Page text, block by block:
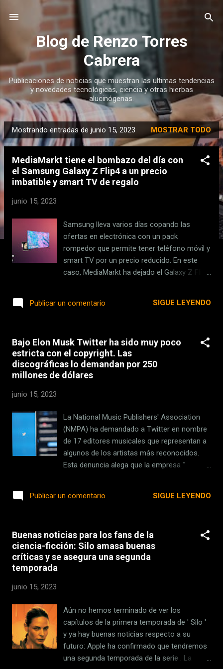
Ir al contenido principal
Blog de Renzo Torres
Cabrera
Publicaciones de noticias que muestran las ultimas tendencias
y novedades tecnológicas, ciencia y otras hierbas
alucinógenas.
E
n
Mostrando entradas de junio 15, 2023 MOSTRAR TODO
MediaMarkt tiene el bombazo del día con
el Samsung Galaxy Z Flip4 a un precio
imbatible y smart TV de regalo
junio 15, 2023
Samsung lleva varios días copando las
ofertas en electrónica con un pack
rompedor que permite tener teléfono móvil y
smart TV por un precio reducido. En este
caso, MediaMarkt ha dejado el Galaxy Z Flip4
Galaxy Z Flip4 5G, Gold, 128 GB, 8 GB RAM,
TU55CU7105KXXC PVP en MediaMarkt
696,15€ PVP en Mi Electro 879,00€ Hoy en
Amazon por 949,00€ Comprar el pack del
Samsung Galaxy Z Flip 4 con smart TV de
valorado en 1.099 euros ) y el modelo de
smart TV TU55CU7105KXXC (valorada en
519 euros) . De esta manera, por poco más
de lo que cuesta el televisor, nos llevamos
este pack espectacular de sólo 696,15 euros
siguientes, disponible hasta el 22 de junio :
Publicar un comentario SIGUE LEYENDO
Bajo Elon Musk Twitter ha sido muy poco
estricta con el copyright. Las
discográficas lo demandan por 250
millones de dólares
junio 15, 2023
La National Music Publishers' Association
(NMPA) ha demandado a Twitter en nombre
de 17 editores musicales que representan a
algunos de los artistas más reconocidos.
Esta denuncia alega que la empresa "
musicales, violando los derechos exclusivos
canciones que, según los editores, han sido
incluidas en múltiples avisos de derechos de
autor a Twitter sin que la empresa hiciera
las negociaciones con la red social venían
de 2021, pero bajo el mandato de Musk se
estancaron. Twitter llevaba negociando los
derechos de licencia con las tres grandes
discográficas (Universal, Sony y Warner)
Publicar un comentario SIGUE LEYENDO
Buenas noticias para los fans de la
ciencia-ficción: Silo amasa buenas
críticas y se asegura una segunda
temporada
junio 15, 2023
Aún no hemos terminado de ver los
capítulos de la primera temporada de ' Silo '
y ya hay buenas noticias respecto a su
futuro: Apple ha confirmado que tendremos
una segunda temporada de la serie . La